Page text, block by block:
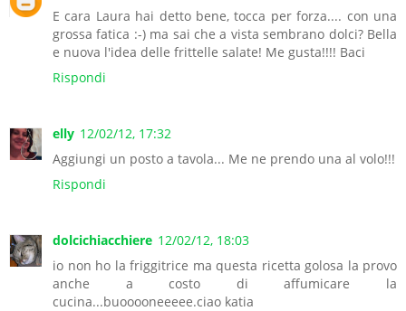
E cara Laura hai detto bene, tocca per forza.... con una
grossa fatica :-) ma sai che a vista sembrano dolci? Bella
e nuova l'idea delle frittelle salate! Me gusta!!!! Baci
Rispondi
elly 12/02/12, 17:32
Aggiungi un posto a tavola... Me ne prendo una al volo!!!
Rispondi
dolcichiacchiere 12/02/12, 18:03
io non ho la friggitrice ma questa ricetta golosa la provo
anche a costo di affumicare la
cucina...buooooneeeee.ciao katia